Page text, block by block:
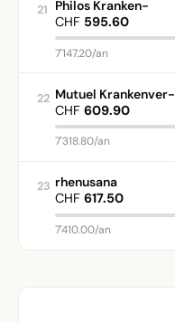
21 Philos Kranken-
CHF 595.60
7'147.20/an
22 Mutuel Krankenver-
CHF 609.90
7'318.80/an
23 rhenusana
CHF 617.50
7'410.00/an